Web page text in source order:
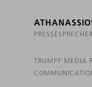
TRUMPF MEDIA